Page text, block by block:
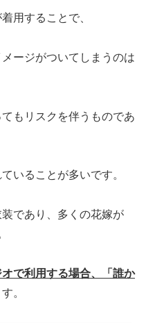
用することで、
ージがついてしまうのは
もリスクを伴うものであ
いることが多いです。
であり、多くの花嫁が
で利用する場合、「誰か
。